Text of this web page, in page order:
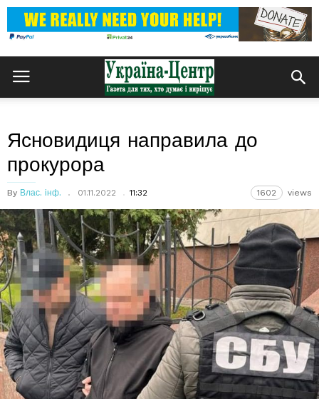
Ясновидиця направила до
прокурора
By Влас. інф. 01.11.2022 11:32 1602 views